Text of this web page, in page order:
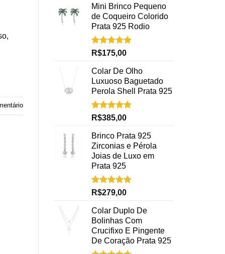
Mini Brinco Pequeno
de Coqueiro Colorido
Prata 925 Rodio
Avaliação
R$175,00
Colar De Olho
Luxuoso Baguetado
Perola Shell Prata 925
Avaliação
R$385,00
Brinco Prata 925
Zirconias e Pérola
Joias de Luxo em
Prata 925
Avaliação
R$279,00
Colar Duplo De
Bolinhas Com
Crucifixo E Pingente
De Coração Prata 925